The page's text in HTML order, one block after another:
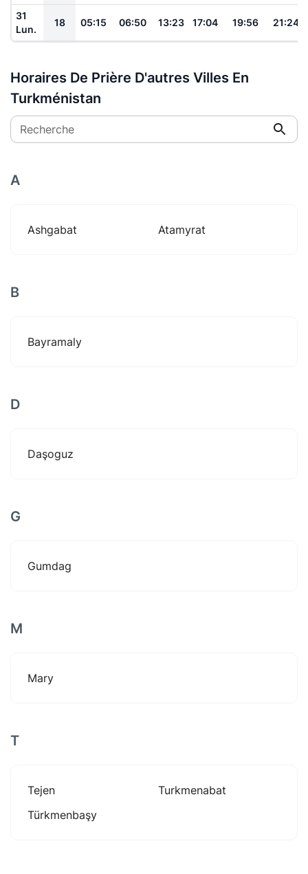
31
Lun.
18 05:15 06:50 13:23 17:04 19:56 21:24
Horaires De Prière D'autres Villes En
Turkménistan
Recherche
A
Ashgabat Atamyrat
B
Bayramaly
D
Daşoguz
G
Gumdag
M
Mary
T
Tejen
Turkmenabat
Türkmenbaşy